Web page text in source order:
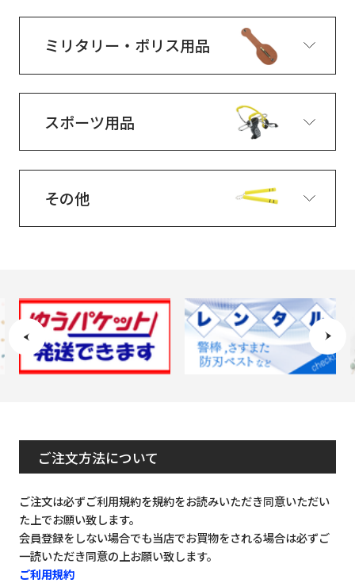
ミリタリー・ポリス用品
スポーツ用品
その他
ご注文方法について
ご注文は必ずご利用規約を規約をお読みいただき同意いただい
た上でお願い致します。
会員登録をしない場合でも当店でお買物をされる場合は必ずご
一読いただき同意の上お願い致します。
ご利用規約